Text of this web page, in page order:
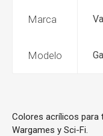
Marca
Modelo
Colores acrílicos para
Wargames y Sci-Fi.